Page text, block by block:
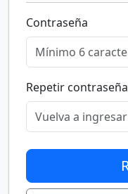
Contraseña
Repetir contraseña